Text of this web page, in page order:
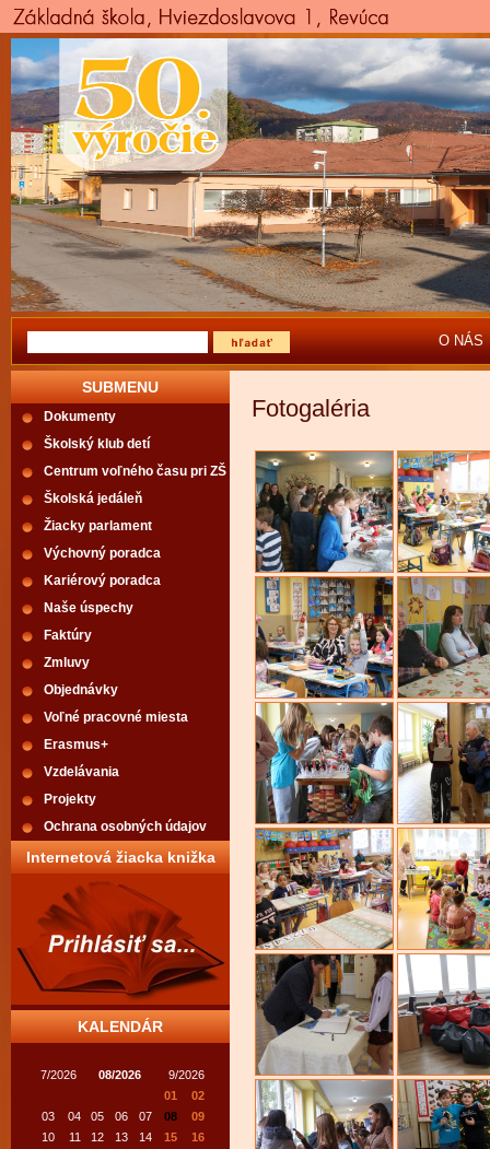
O NÁS
SUBMENU
Dokumenty
Školský klub detí
Centrum voľného času pri ZŠ
Školská jedáleň
Žiacky parlament
Výchovný poradca
Kariérový poradca
Naše úspechy
Faktúry
Zmluvy
Objednávky
Voľné pracovné miesta
Erasmus+
Vzdelávania
Projekty
Ochrana osobných údajov
Internetová žiacka knižka
KALENDÁR
7/2026 08/2026
9/2026
01
02
03
04 05 06 07 08
09
10
11 12 13 14 15
16
Fotogaléria